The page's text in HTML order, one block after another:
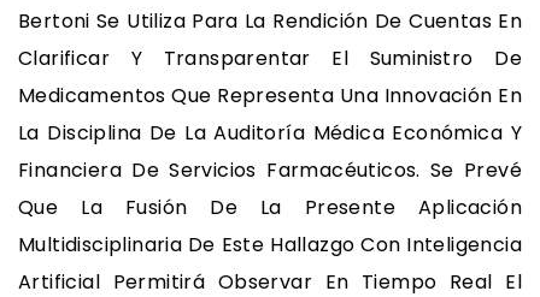
Bertoni Se Utiliza Para La Rendición De Cuentas En
Clarificar Y Transparentar El Suministro De
Medicamentos Que Representa Una Innovación En
La Disciplina De La Auditoría Médica Económica Y
Financiera De Servicios Farmacéuticos. Se Prevé
Que La Fusión De La Presente Aplicación
Multidisciplinaria De Este Hallazgo Con Inteligencia
Artificial Permitirá Observar En Tiempo Real El